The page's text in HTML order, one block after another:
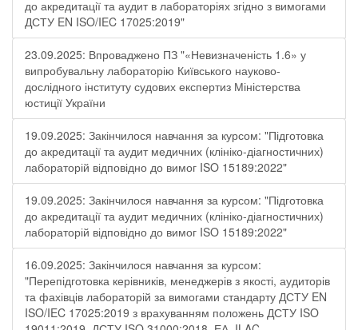
до акредитації та аудит в лабораторіях згідно з вимогами
ДСТУ EN ISO/IEC 17025:2019"
23.09.2025: Впроваджено ПЗ "«Невизначеність 1.6» у
випробувальну лабораторію Київського науково-
дослідного інституту судових експертиз Міністерства
юстиції України
19.09.2025: Закінчилося навчання за курсом: "Підготовка
до акредитації та аудит медичних (клініко-діагностичних)
лабораторій відповідно до вимог ISO 15189:2022"
19.09.2025: Закінчилося навчання за курсом: "Підготовка
до акредитації та аудит медичних (клініко-діагностичних)
лабораторій відповідно до вимог ISO 15189:2022"
16.09.2025: Закінчилося навчання за курсом:
"Перепідготовка керівників, менеджерів з якості, аудиторів
та фахівців лабораторій за вимогами стандарту ДСТУ EN
ISO/IEC 17025:2019 з врахуванням положень ДСТУ ISO